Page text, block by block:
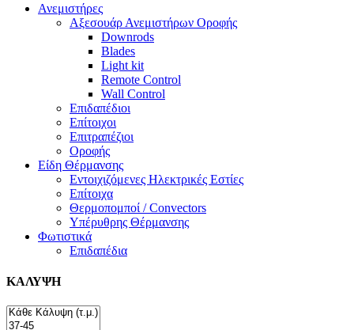
Ανεμιστήρες
Αξεσουάρ Ανεμιστήρων Οροφής
Downrods
Blades
Light kit
Remote Control
Wall Control
Επιδαπέδιοι
Επίτοιχοι
Επιτραπέζιοι
Οροφής
Είδη Θέρμανσης
Εντοιχιζόμενες Ηλεκτρικές Εστίες
Επίτοιχα
Θερμοπομποί / Convectors
Υπέρυθρης Θέρμανσης
Φωτιστικά
Επιδαπέδια
ΚΑΛΥΨΗ